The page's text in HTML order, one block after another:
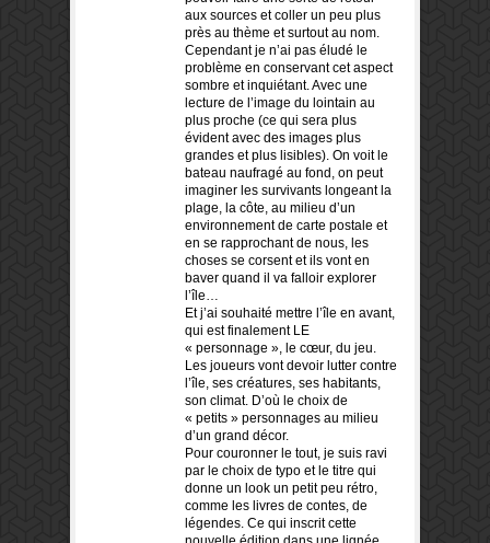
aux sources et coller un peu plus
près au thème et surtout au nom.
Cependant je n’ai pas éludé le
problème en conservant cet aspect
sombre et inquiétant. Avec une
lecture de l’image du lointain au
plus proche (ce qui sera plus
évident avec des images plus
grandes et plus lisibles). On voit le
bateau naufragé au fond, on peut
imaginer les survivants longeant la
plage, la côte, au milieu d’un
environnement de carte postale et
en se rapprochant de nous, les
choses se corsent et ils vont en
baver quand il va falloir explorer
l’île…
Et j’ai souhaité mettre l’île en avant,
qui est finalement LE
« personnage », le cœur, du jeu.
Les joueurs vont devoir lutter contre
l’île, ses créatures, ses habitants,
son climat. D’où le choix de
« petits » personnages au milieu
d’un grand décor.
Pour couronner le tout, je suis ravi
par le choix de typo et le titre qui
donne un look un petit peu rétro,
comme les livres de contes, de
légendes. Ce qui inscrit cette